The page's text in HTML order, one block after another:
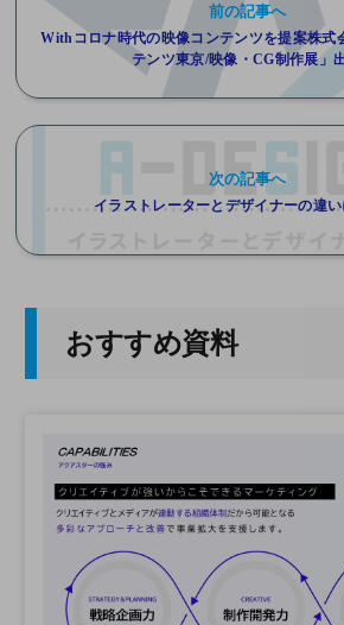
前の記事へ
Withコロナ時代の映像コンテンツを提案株式
テンツ東京/映像・CG制作展」
次の記事へ
イラストレーターとデザイナーの違
おすすめ資料